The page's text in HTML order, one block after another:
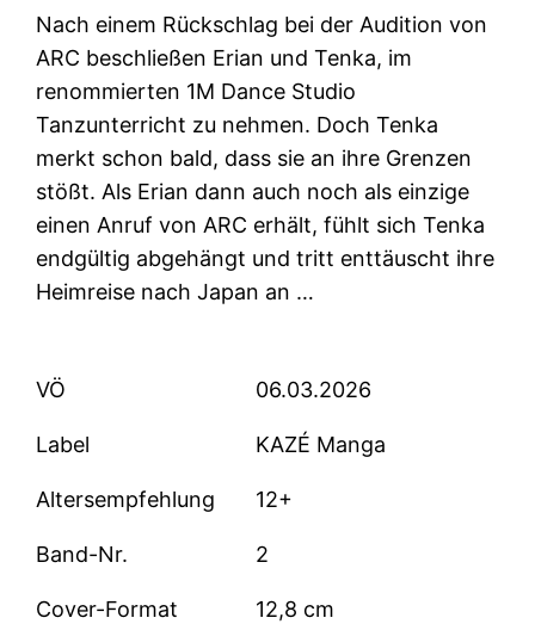
Nach einem Rückschlag bei der Audition von
ARC beschließen Erian und Tenka, im
renommierten 1M Dance Studio
Tanzunterricht zu nehmen. Doch Tenka
merkt schon bald, dass sie an ihre Grenzen
stößt. Als Erian dann auch noch als einzige
einen Anruf von ARC erhält, fühlt sich Tenka
endgültig abgehängt und tritt enttäuscht ihre
Heimreise nach Japan an …
VÖ 06.03.2026
Label KAZÉ Manga
Altersempfehlung 12+
Band-Nr. 2
Cover-Format
12,8 cm